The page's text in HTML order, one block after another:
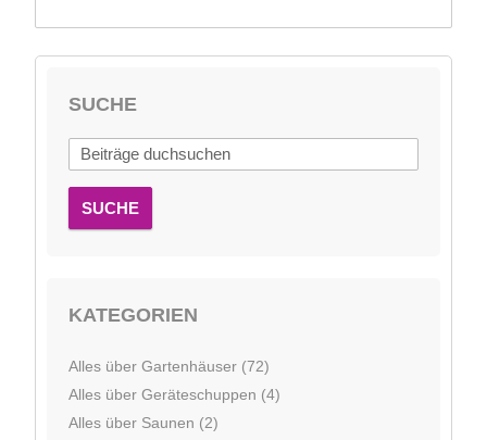
SUCHE
SUCHE
KATEGORIEN
Alles über Gartenhäuser (72)
Alles über Geräteschuppen (4)
Alles über Saunen (2)